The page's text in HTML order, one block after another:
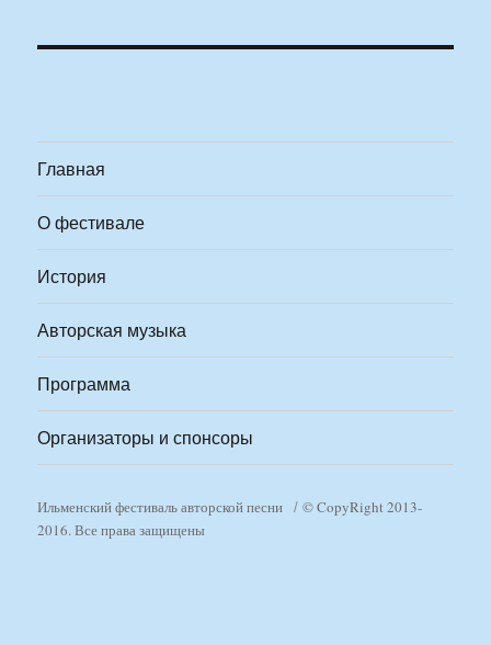
Главная
О фестивале
История
Авторская музыка
Программа
Организаторы и спонсоры
Ильменский фестиваль авторской песни
© CopyRight 2013-
2016. Все права защищены